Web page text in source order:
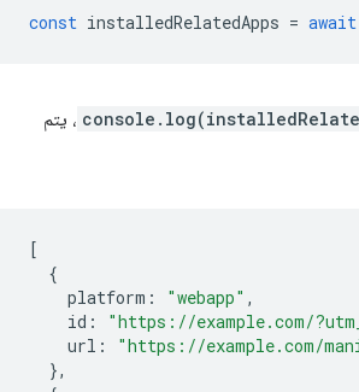
const installedRelatedApps =
، يتم
platform: "webapp"
id: "https://example.com/
url: "https://example.com/